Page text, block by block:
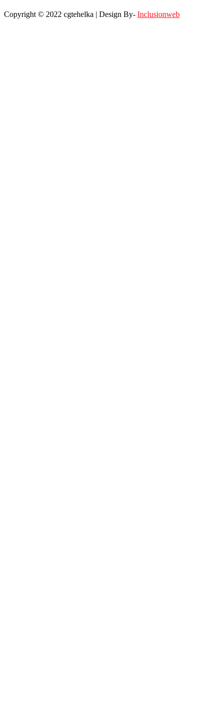
Copyright © 2022 cgtehelka | Design By- Inclusionweb